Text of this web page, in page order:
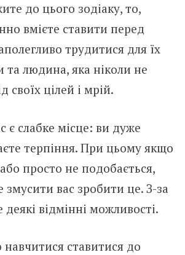
до цього зодіаку, то,
вмієте ставити перед
трудитися для їх
та людина, яка ніколи не
своїх цілей і мрій.
є слабке місце: ви дуже
терпіння. При цьому якщо
просто не подобається,
змусити вас зробити це. З-за
деякі відмінні можливості.
ставитися до